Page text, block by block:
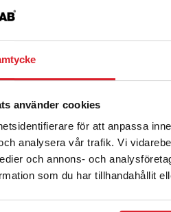
använder cookies
för att anpassa
analysera vår trafik. Vi
och annons- och
som du har tillhandahållit
till montage i tre olika
10,2″ pekskärm.
som ger lägsta möjliga utsläpp
utsläpp.
med turbulatorer.
delar.